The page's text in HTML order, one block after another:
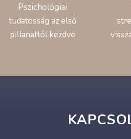
Pszichológiai
tudatosság az első
pillanattól kezdve